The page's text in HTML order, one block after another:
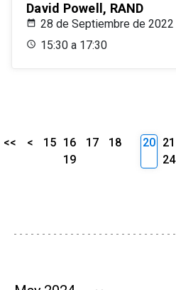
David Powell, RAND
28 de Septiembre de 2022
15:30 a 17:30
<< < 15 16 17
18
19
20 21
24